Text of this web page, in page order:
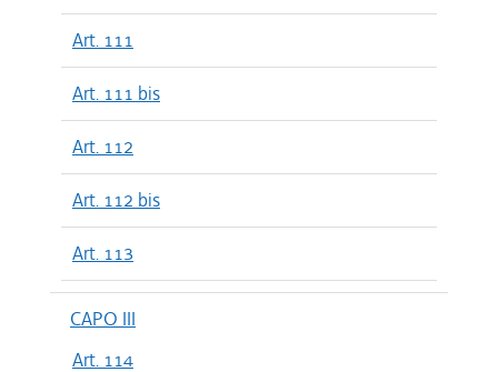
Art. 111
Art. 111 bis
Art. 112
Art. 112 bis
Art. 113
CAPO III
Art. 114